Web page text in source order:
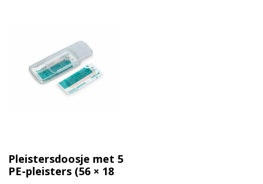
Pleistersdoosje met 5
PE-pleisters (56 × 18